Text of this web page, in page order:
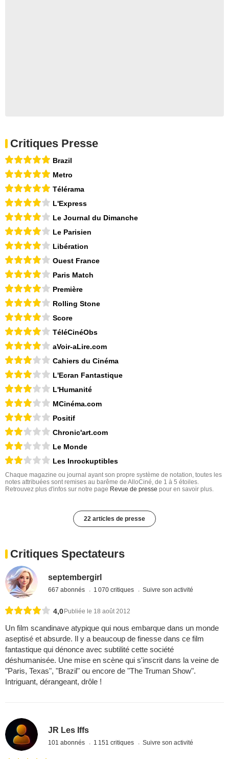
Critiques Presse
Brazil
Metro
Télérama
L'Express
Le Journal du Dimanche
Le Parisien
Libération
Ouest France
Paris Match
Première
Rolling Stone
Score
TéléCinéObs
aVoir-aLire.com
Cahiers du Cinéma
L'Ecran Fantastique
L'Humanité
MCinéma.com
Positif
Chronic'art.com
Le Monde
Les Inrockuptibles
Chaque magazine ou journal ayant son propre système de notation, toutes les
notes attribuées sont remises au barême de AlloCiné, de 1 à 5 étoiles.
Retrouvez plus d'infos sur notre page Revue de presse pour en savoir plus.
22 articles de presse
Critiques Spectateurs
septembergirl
667 abonnés 1 070 critiques Suivre son activité
4,0 Publiée le 18 août 2012
Un film scandinave atypique qui nous embarque dans un monde
aseptisé et absurde. Il y a beaucoup de finesse dans ce film
fantastique qui dénonce avec subtilité cette société
déshumanisée. Une mise en scène qui s'inscrit dans la veine de
"Paris, Texas", "Brazil" ou encore de "The Truman Show".
Intriguant, dérangeant, drôle !
JR Les Iffs
101 abonnés 1 151 critiques Suivre son activité